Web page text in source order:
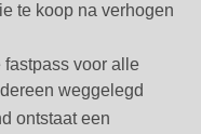
te koop na verhogen
fastpass voor alle
weggelegd
ontstaat een